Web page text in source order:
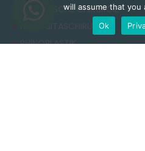
ÄSTHETISCHE CHIRURGIE
ADIPOSITASCHIRURGIE
RHINOPLASTIK
will assume that you
Ok